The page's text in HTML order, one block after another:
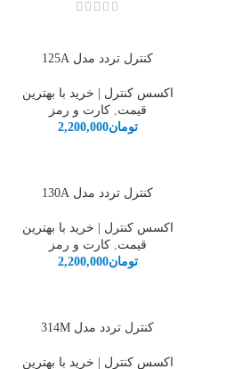
کنترل تردد مدل 125A
اکسس کنترل | خرید با بهترین
قیمت,کارت و رمز
تومان2,200,000
کنترل تردد مدل 130A
اکسس کنترل | خرید با بهترین
قیمت,کارت و رمز
تومان2,200,000
کنترل تردد مدل 314M
اکسس کنترل | خرید با بهترین